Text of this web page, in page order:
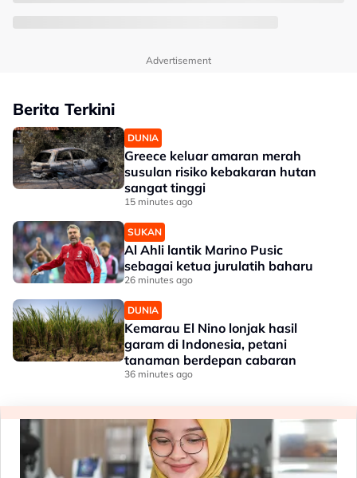
Advertisement
Berita Terkini
DUNIA
Greece keluar amaran merah
susulan risiko kebakaran hutan
sangat tinggi
15 minutes ago
SUKAN
Al Ahli lantik Marino Pusic
sebagai ketua jurulatih baharu
26 minutes ago
DUNIA
Kemarau El Nino lonjak hasil
garam di Indonesia, petani
tanaman berdepan cabaran
36 minutes ago